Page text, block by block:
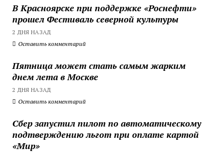
В Красноярске при поддержке «Роснефти»
прошел Фестиваль северной культуры
2 ДНЯ НАЗАД
Оставить комментарий
Пятница может стать самым жарким
днем лета в Москве
2 ДНЯ НАЗАД
Оставить комментарий
Сбер запустил пилот по автоматическому
подтверждению льгот при оплате картой
«Мир»